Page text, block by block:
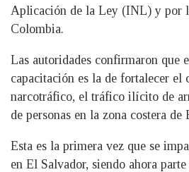
Aplicación de la Ley (INL) y por
Colombia.
Las autoridades confirmaron que
capacitación es la de fortalecer el
narcotráfico, el tráfico ilícito de
de personas en la zona costera de
Esta es la primera vez que se
en El Salvador, siendo ahora